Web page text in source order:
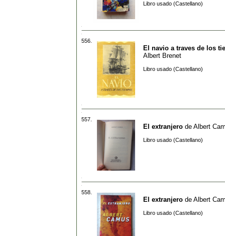
Libro usado (Castellano)
556.
El navio a traves de los
Albert Brenet
Libro usado (Castellano)
557.
El extranjero de Albert
Libro usado (Castellano)
558.
El extranjero de Albert
Libro usado (Castellano)